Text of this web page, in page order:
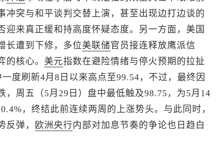
冲突与和平谈判交替上演，甚至出现边打边谈的
迎来真正缓和持高度怀疑态度。另一方面，美国
长遭到下修，多位美联储官员接连释放鹰派信
的核心。 美元指数在避险情绪与停火预期的拉扯
度刷新4月8日以来高点至99.54，不过，最终因
，周五（5月29日）盘中最低触及98.75，为5月14
，终结此前连续两周的上涨势头。与此同时，
反弹， 欧洲央行内部对加息节奏的争论也日趋白